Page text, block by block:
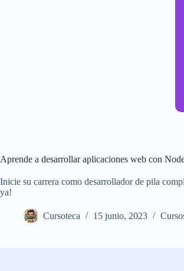
Aprende a desarrollar aplicaciones web con
Inicie su carrera como desarrollador de pila
ya!
Cursoteca 15 junio, 2023